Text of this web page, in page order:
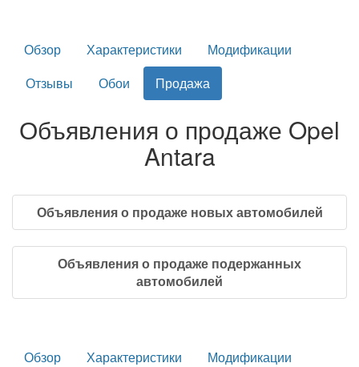
Обзор Характеристики
Модификации
Отзывы
Обои Продажа
Объявления о продаже Opel
Antara
Объявления о продаже новых автомобилей
Объявления о продаже подержанных
автомобилей
Обзор Характеристики
Модификации